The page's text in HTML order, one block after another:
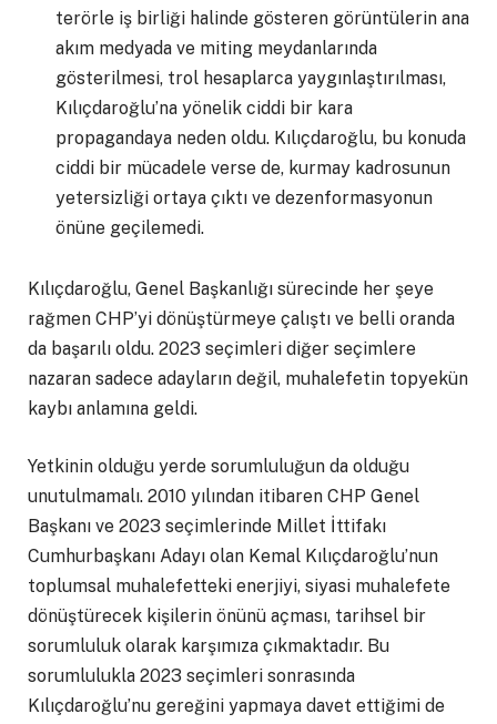
terörle iş birliği halinde gösteren görüntülerin ana
akım medyada ve miting meydanlarında
gösterilmesi, trol hesaplarca yaygınlaştırılması,
Kılıçdaroğlu’na yönelik ciddi bir kara
propagandaya neden oldu. Kılıçdaroğlu, bu konuda
ciddi bir mücadele verse de, kurmay kadrosunun
yetersizliği ortaya çıktı ve dezenformasyonun
önüne geçilemedi.
Kılıçdaroğlu, Genel Başkanlığı sürecinde her şeye
rağmen CHP’yi dönüştürmeye çalıştı ve belli oranda
da başarılı oldu. 2023 seçimleri diğer seçimlere
nazaran sadece adayların değil, muhalefetin topyekün
kaybı anlamına geldi.
Yetkinin olduğu yerde sorumluluğun da olduğu
unutulmamalı. 2010 yılından itibaren CHP Genel
Başkanı ve 2023 seçimlerinde Millet İttifakı
Cumhurbaşkanı Adayı olan Kemal Kılıçdaroğlu’nun
toplumsal muhalefetteki enerjiyi, siyasi muhalefete
dönüştürecek kişilerin önünü açması, tarihsel bir
sorumluluk olarak karşımıza çıkmaktadır. Bu
sorumlulukla 2023 seçimleri sonrasında
Kılıçdaroğlu’nu gereğini yapmaya davet ettiğimi de